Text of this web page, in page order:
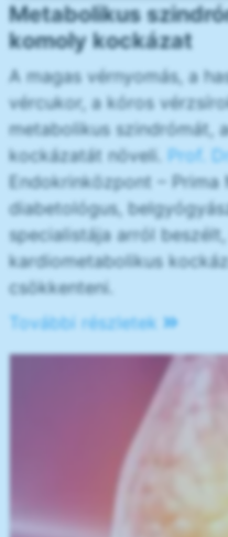
Metabolikus
komoly kockázat
A magas vérnyomás, a
vércukor, a kóros
metabolikus szindrómát,
kockázatát növeli. Prof.
Endokrinközpont – Prima
diabetológus,
specialistája arról
kardiometabolikus
csökkenteni.
További részletek